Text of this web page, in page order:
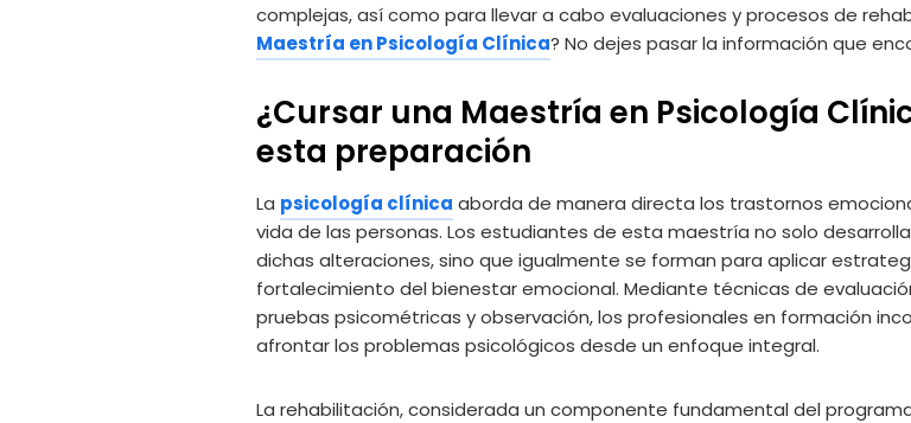
complejas, así como para llevar a cabo evaluaciones y procesos de
Maestría en Psicología Clínica? No dejes pasar la información que
¿Cursar una Maestría en Psicología
esta preparación
La psicología clínica aborda de manera directa los trastornos
vida de las personas. Los estudiantes de esta maestría no solo
dichas alteraciones, sino que igualmente se forman para aplicar
fortalecimiento del bienestar emocional. Mediante técnicas de
pruebas psicométricas y observación, los profesionales en formación
afrontar los problemas psicológicos desde un enfoque integral.
La rehabilitación, considerada un componente fundamental del